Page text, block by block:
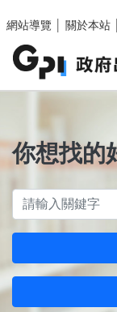
網站導覽
關於本站
你想找的